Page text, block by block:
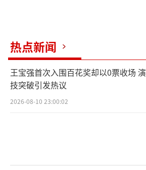
热点新闻
王宝强首次入围百花奖却以0票收场 演
技突破引发热议
2026-08-10 23:00:02